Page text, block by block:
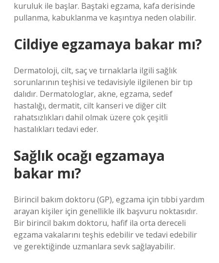
kuruluk ile başlar. Baştaki egzama, kafa derisinde
pullanma, kabuklanma ve kaşıntıya neden olabilir.
Cildiye egzamaya bakar mı?
Dermatoloji, cilt, saç ve tırnaklarla ilgili sağlık
sorunlarının teşhisi ve tedavisiyle ilgilenen bir tıp
dalıdır. Dermatologlar, akne, egzama, sedef
hastalığı, dermatit, cilt kanseri ve diğer cilt
rahatsızlıkları dahil olmak üzere çok çeşitli
hastalıkları tedavi eder.
Sağlık ocağı egzamaya
bakar mı?
Birincil bakım doktoru (GP), egzama için tıbbi yardım
arayan kişiler için genellikle ilk başvuru noktasıdır.
Bir birincil bakım doktoru, hafif ila orta dereceli
egzama vakalarını teşhis edebilir ve tedavi edebilir
ve gerektiğinde uzmanlara sevk sağlayabilir.